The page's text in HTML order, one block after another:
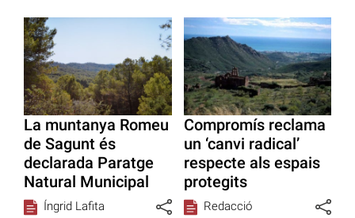
La muntanya Romeu
de Sagunt és
declarada Paratge
Natural Municipal
Íngrid Lafita
Compromís reclama
un ‘canvi radical’
respecte als espais
protegits
Redacció